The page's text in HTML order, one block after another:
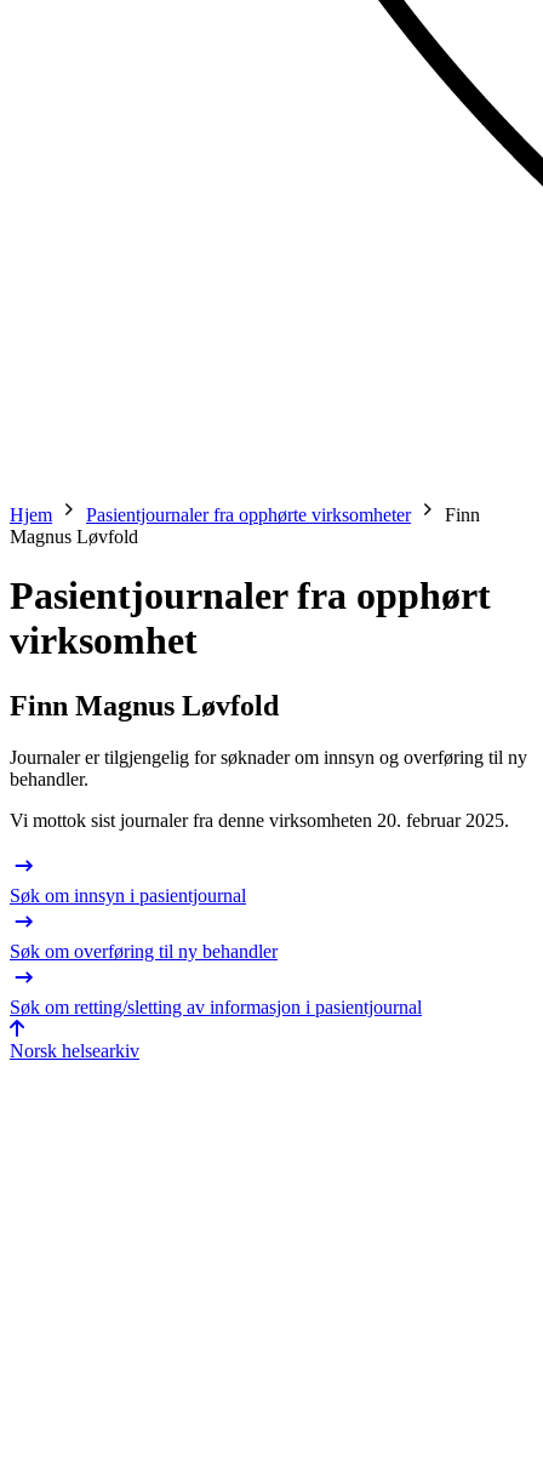
Hjem Pasientjournaler fra opphørte virksomheter
Finn
Magnus Løvfold
Pasientjournaler fra opphørt
virksomhet
Finn Magnus Løvfold
Journaler er tilgjengelig for søknader om innsyn og overføring til ny
behandler.
Vi mottok sist journaler fra denne virksomheten 20. februar 2025.
Søk om innsyn i pasientjournal
Søk om overføring til ny behandler
Søk om retting/sletting av informasjon i pasientjournal
Norsk helsearkiv